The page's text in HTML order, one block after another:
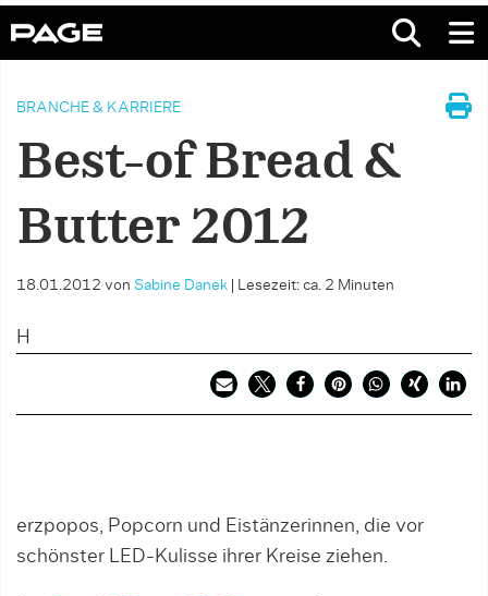
BRANCHE & KARRIERE
Best-of Bread &
Butter 2012
18.01.2012 von Sabine Danek Lesezeit: ca. 2 Minuten
H
erzpopos, Popcorn und Eistänzerinnen, die vor
schönster LED-Kulisse ihrer Kreise ziehen.